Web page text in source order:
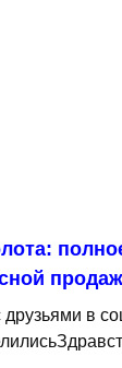
друзьями в